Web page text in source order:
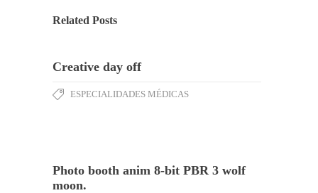
Related Posts
Creative day off
ESPECIALIDADES MÉDICAS
Photo booth anim 8-bit PBR 3 wolf
moon.